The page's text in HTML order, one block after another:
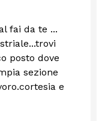
fai da te ...
posto dove
sezione
e